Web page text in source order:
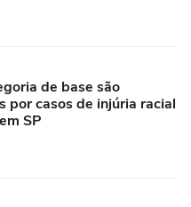
de base são
por casos de injúria racial
SP